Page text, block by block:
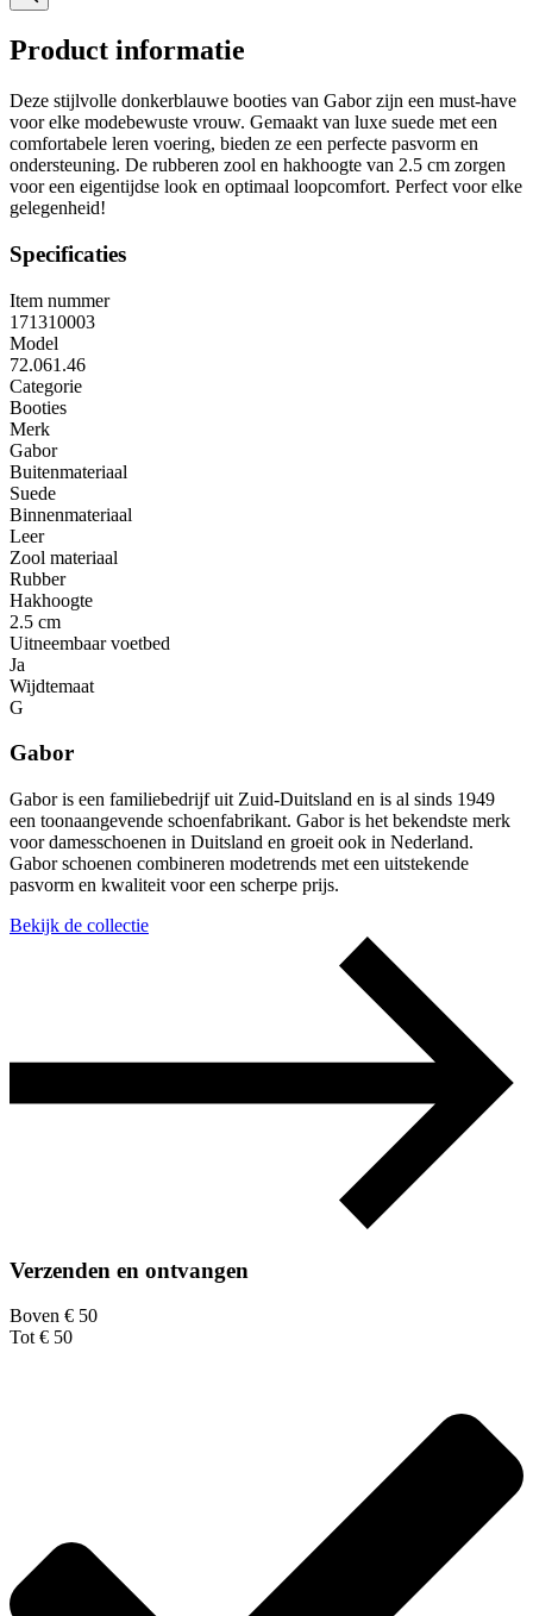
Product informatie
Deze stijlvolle donkerblauwe booties van Gabor zijn een must-have
voor elke modebewuste vrouw. Gemaakt van luxe suede met een
comfortabele leren voering, bieden ze een perfecte pasvorm en
ondersteuning. De rubberen zool en hakhoogte van 2.5 cm zorgen
voor een eigentijdse look en optimaal loopcomfort. Perfect voor elke
gelegenheid!
Specificaties
Item nummer
171310003
Model
72.061.46
Categorie
Booties
Merk
Gabor
Buitenmateriaal
Suede
Binnenmateriaal
Leer
Zool materiaal
Rubber
Hakhoogte
2.5 cm
Uitneembaar voetbed
Ja
Wijdtemaat
G
Gabor
Gabor is een familiebedrijf uit Zuid-Duitsland en is al sinds 1949
een toonaangevende schoenfabrikant. Gabor is het bekendste merk
voor damesschoenen in Duitsland en groeit ook in Nederland.
Gabor schoenen combineren modetrends met een uitstekende
pasvorm en kwaliteit voor een scherpe prijs.
Bekijk de collectie
Verzenden en ontvangen
Boven € 50
Tot € 50